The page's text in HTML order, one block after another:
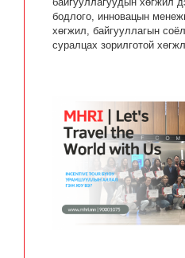
бодлого, инновацын
хөгжил, байгууллагын
суралцах зорилготой